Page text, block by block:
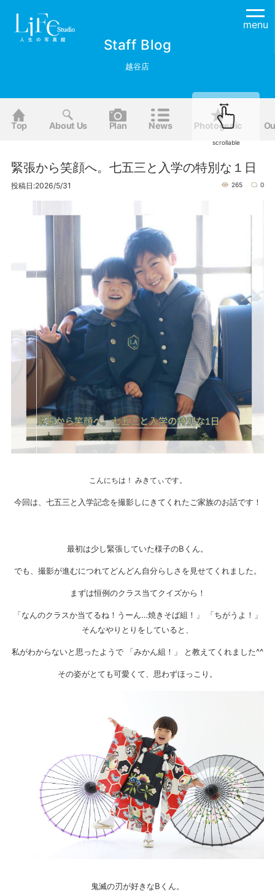
menu
Staff Blog
越谷店
Top About Us Plan News Photogenic
緊張から笑顔へ。七五三と入学の特別な１日
投稿日:2026/5/31 265 0
こんにちは！ みきてぃです。
今回は、七五三と入学記念を撮影しにきてくれたご家族のお話です！
最初は少し緊張していた様子のBくん。
でも、撮影が進むにつれてどんどん自分らしさを見せてくれました。
まずは恒例のクラス当てクイズから！
「なんのクラスか当てるね！うーん…焼きそば組！」 「ちがうよ！」
そんなやりとりをしていると、
私がわからないと思ったようで 「みかん組！」 と教えてくれました^^
その姿がとても可愛くて、思わずほっこり。
鬼滅の刃が好きなBくん。